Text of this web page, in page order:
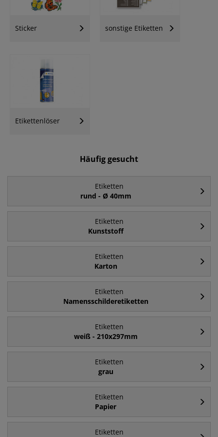
Sticker sonstige Etiketten
Etikettenlöser
Häufig gesucht
Etiketten
rund - Ø 40mm
Etiketten
Kunststoff
Etiketten
Karton
Etiketten
Namensschilderetiketten
Etiketten
weiß - 210x297mm
Etiketten
grau
Etiketten
Papier
Etiketten